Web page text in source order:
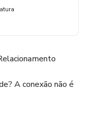
A conexão não é